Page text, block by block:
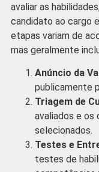
avaliar as
candidato ao cargo
etapas variam de
mas geralmente
Anúncio da
publicamente
Triagem de
avaliados e os
selecionados.
Testes e
testes de